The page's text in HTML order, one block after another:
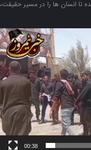
انسان ها را در مسیر حقیقت،
00:38